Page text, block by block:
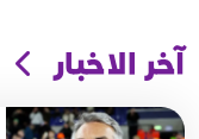
آخر الاخبار